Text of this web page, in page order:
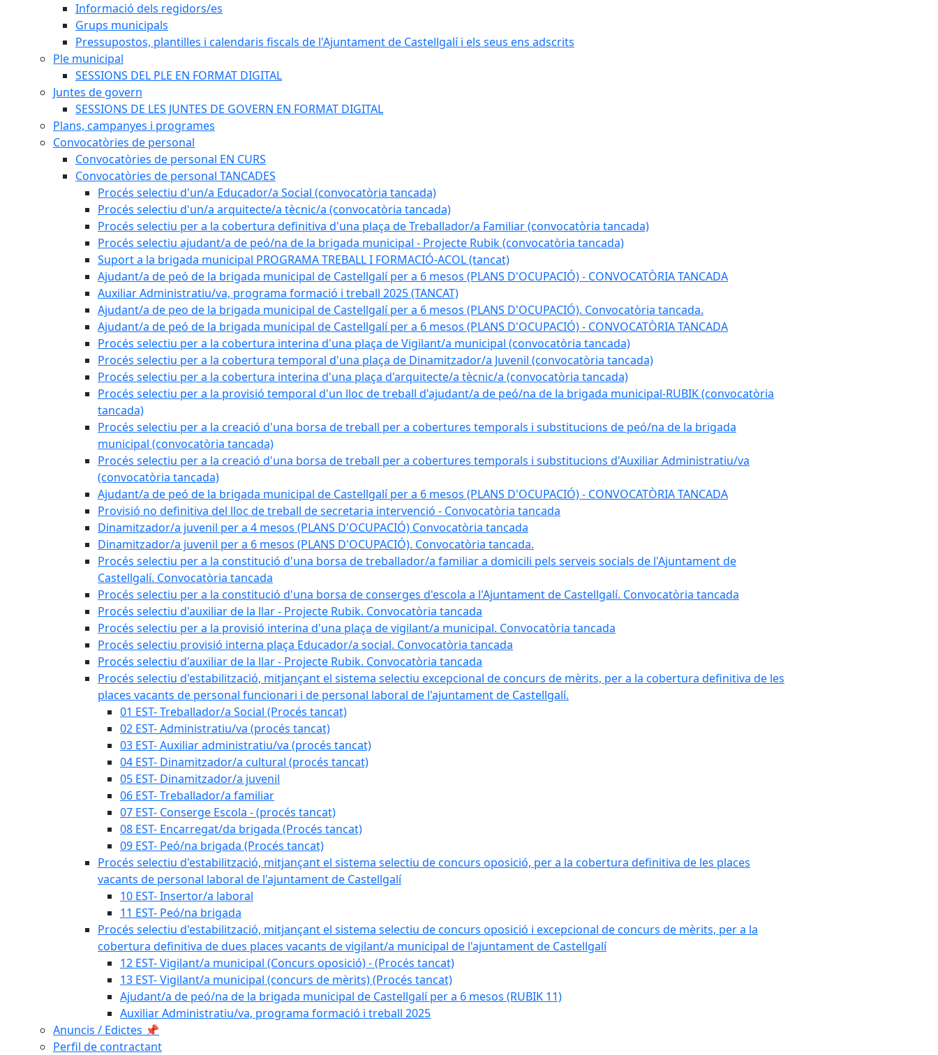
Informació dels regidors/es
Grups municipals
Pressupostos, plantilles i calendaris fiscals de l'Ajuntament de Castellgalí i els seus ens adscrits
Ple municipal
SESSIONS DEL PLE EN FORMAT DIGITAL
Juntes de govern
SESSIONS DE LES JUNTES DE GOVERN EN FORMAT DIGITAL
Plans, campanyes i programes
Convocatòries de personal
Convocatòries de personal EN CURS
Convocatòries de personal TANCADES
Procés selectiu d'un/a Educador/a Social (convocatòria tancada)
Procés selectiu d'un/a arquitecte/a tècnic/a (convocatòria tancada)
Procés selectiu per a la cobertura definitiva d'una plaça de Treballador/a Familiar (convocatòria tancada)
Procés selectiu ajudant/a de peó/na de la brigada municipal - Projecte Rubik (convocatòria tancada)
Suport a la brigada municipal PROGRAMA TREBALL I FORMACIÓ-ACOL (tancat)
Ajudant/a de peó de la brigada municipal de Castellgalí per a 6 mesos (PLANS D'OCUPACIÓ) - CONVOCATÒRIA TANCADA
Auxiliar Administratiu/va, programa formació i treball 2025 (TANCAT)
Ajudant/a de peo de la brigada municipal de Castellgalí per a 6 mesos (PLANS D'OCUPACIÓ). Convocatòria tancada.
Ajudant/a de peó de la brigada municipal de Castellgalí per a 6 mesos (PLANS D'OCUPACIÓ) - CONVOCATÒRIA TANCADA
Procés selectiu per a la cobertura interina d'una plaça de Vigilant/a municipal (convocatòria tancada)
Procés selectiu per a la cobertura temporal d'una plaça de Dinamitzador/a Juvenil (convocatòria tancada)
Procés selectiu per a la cobertura interina d'una plaça d'arquitecte/a tècnic/a (convocatòria tancada)
Procés selectiu per a la provisió temporal d'un lloc de treball d'ajudant/a de peó/na de la brigada municipal-RUBIK (convocatòria
tancada)
Procés selectiu per a la creació d'una borsa de treball per a cobertures temporals i substitucions de peó/na de la brigada
municipal (convocatòria tancada)
Procés selectiu per a la creació d'una borsa de treball per a cobertures temporals i substitucions d'Auxiliar Administratiu/va
(convocatòria tancada)
Ajudant/a de peó de la brigada municipal de Castellgalí per a 6 mesos (PLANS D'OCUPACIÓ) - CONVOCATÒRIA TANCADA
Provisió no definitiva del lloc de treball de secretaria intervenció - Convocatòria tancada
Dinamitzador/a juvenil per a 4 mesos (PLANS D'OCUPACIÓ) Convocatòria tancada
Dinamitzador/a juvenil per a 6 mesos (PLANS D'OCUPACIÓ). Convocatòria tancada.
Procés selectiu per a la constitució d'una borsa de treballador/a familiar a domicili pels serveis socials de l'Ajuntament de
Castellgalí. Convocatòria tancada
Procés selectiu per a la constitució d'una borsa de conserges d'escola a l'Ajuntament de Castellgalí. Convocatòria tancada
Procés selectiu d'auxiliar de la llar - Projecte Rubik. Convocatòria tancada
Procés selectiu per a la provisió interina d'una plaça de vigilant/a municipal. Convocatòria tancada
Procés selectiu provisió interna plaça Educador/a social. Convocatòria tancada
Procés selectiu d'auxiliar de la llar - Projecte Rubik. Convocatòria tancada
Procés selectiu d'estabilització, mitjançant el sistema selectiu excepcional de concurs de mèrits, per a la cobertura definitiva de les
places vacants de personal funcionari i de personal laboral de l'ajuntament de Castellgalí.
01 EST- Treballador/a Social (Procés tancat)
02 EST- Administratiu/va (procés tancat)
03 EST- Auxiliar administratiu/va (procés tancat)
04 EST- Dinamitzador/a cultural (procés tancat)
05 EST- Dinamitzador/a juvenil
06 EST- Treballador/a familiar
07 EST- Conserge Escola - (procés tancat)
08 EST- Encarregat/da brigada (Procés tancat)
09 EST- Peó/na brigada (Procés tancat)
Procés selectiu d'estabilització, mitjançant el sistema selectiu de concurs oposició, per a la cobertura definitiva de les places
vacants de personal laboral de l'ajuntament de Castellgalí
10 EST- Insertor/a laboral
11 EST- Peó/na brigada
Procés selectiu d'estabilització, mitjançant el sistema selectiu de concurs oposició i excepcional de concurs de mèrits, per a la
cobertura definitiva de dues places vacants de vigilant/a municipal de l'ajuntament de Castellgalí
12 EST- Vigilant/a municipal (Concurs oposició) - (Procés tancat)
13 EST- Vigilant/a municipal (concurs de mèrits) (Procés tancat)
Ajudant/a de peó/na de la brigada municipal de Castellgalí per a 6 mesos (RUBIK 11)
Auxiliar Administratiu/va, programa formació i treball 2025
Anuncis / Edictes 📌
Perfil de contractant